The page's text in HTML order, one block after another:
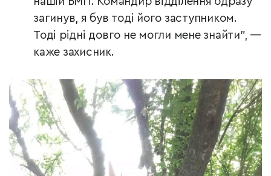
загинув, я був тоді його заступником.
Тоді рідні довго не могли мене знайти”, —
каже захисник.